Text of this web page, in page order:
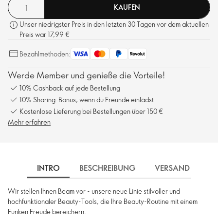
KAUFEN
Unser niedrigster Preis in den letzten 30 Tagen vor dem aktuellen
Preis war 17,99 €
Bezahlmethoden:
Werde Member und genieße die Vorteile!
10% Cashback auf jede Bestellung
10% Sharing-Bonus, wenn du Freunde einlädst
Kostenlose Lieferung bei Bestellungen über 150 €
Mehr erfahren
INTRO BESCHREIBUNG VERSAND
Wir stellen Ihnen Beam vor - unsere neue Linie stilvoller und
hochfunktionaler Beauty-Tools, die Ihre Beauty-Routine mit einem
Funken Freude bereichern.